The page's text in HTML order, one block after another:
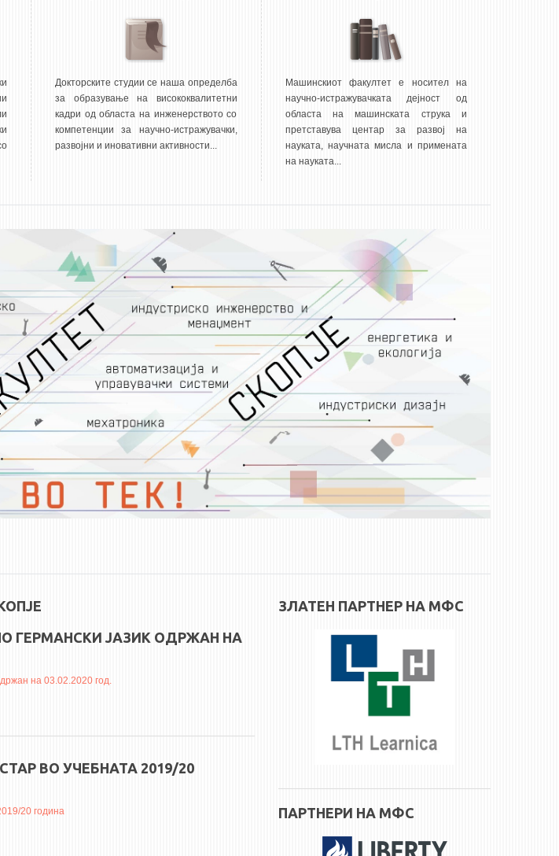
Докторските студии се наша определба
за образување на висококвалитетни
кадри од областа на инженерството со
компетенции за научно-истражувачки,
развојни и иновативни активности...
Машинскиот факултет е носител на
научно-истражувачката дејност од
областа на машинската струка и
претставува центар за развој на
науката, научната мисла и примената
на науката...
ГЕРМАНСКИ ЈАЗИК ОДРЖАН НА
на 03.02.2020 год.
ВО УЧЕБНАТА 2019/20
20 година
ЗЛАТЕН ПАРТНЕР НА МФС
ПАРТНЕРИ НА МФС